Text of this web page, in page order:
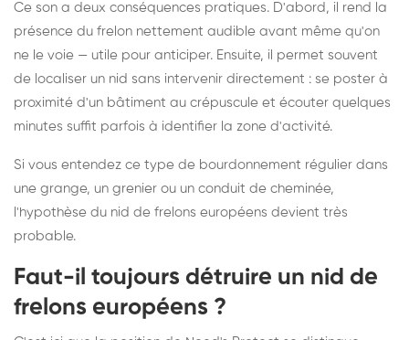
Ce son a deux conséquences pratiques. D'abord, il rend la
présence du frelon nettement audible avant même qu'on
ne le voie — utile pour anticiper. Ensuite, il permet souvent
de localiser un nid sans intervenir directement : se poster à
proximité d'un bâtiment au crépuscule et écouter quelques
minutes suffit parfois à identifier la zone d'activité.
Si vous entendez ce type de bourdonnement régulier dans
une grange, un grenier ou un conduit de cheminée,
l'hypothèse du nid de frelons européens devient très
probable.
Faut-il toujours détruire un nid de
frelons européens ?